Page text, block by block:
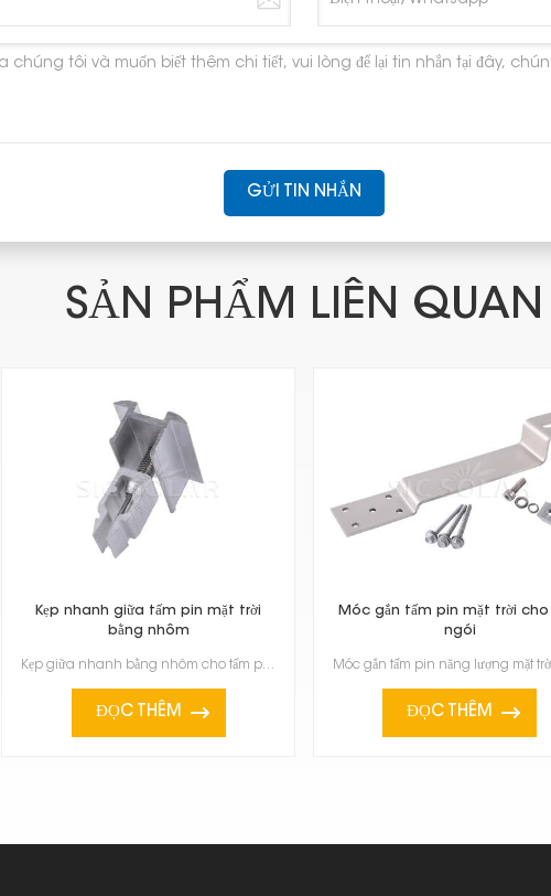
GỬI TIN NHẮN
SẢN PHẨM LIÊN QUAN
Kẹp nhanh giữa tấm pin mặt trời
bằng nhôm
Kẹp giữa nhanh bằng nhôm cho tấm pin mặt trời là một phần quan trọng của hệ thống quang điện, được t...
ĐỌC THÊM
Móc gắn tấm pin mặt trời cho
ngói
ĐỌC THÊM